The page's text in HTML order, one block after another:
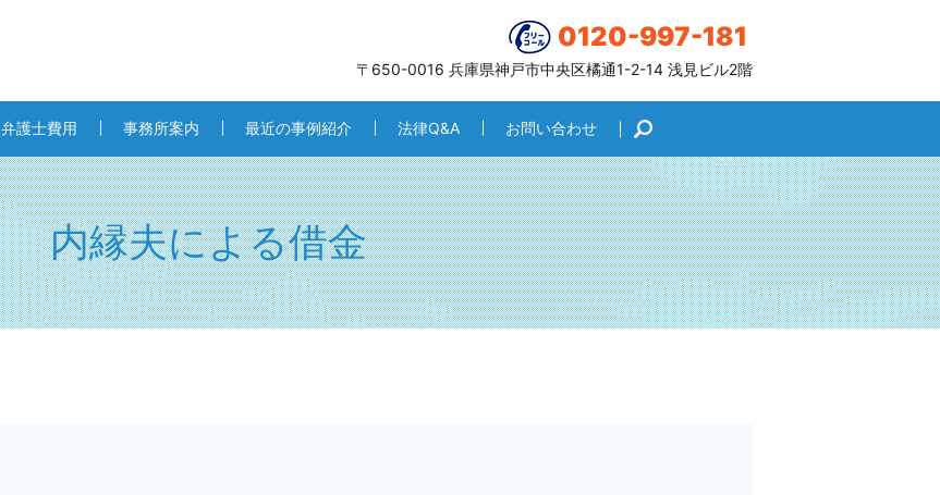
0120-997-181
〒650-0016 兵庫県神戸市中央区橘通1-2-14 浅見ビル2階
弁護士費用 事務所案内 最近の事例紹介 法律Q&A お問い合わせ search
内縁夫による借金